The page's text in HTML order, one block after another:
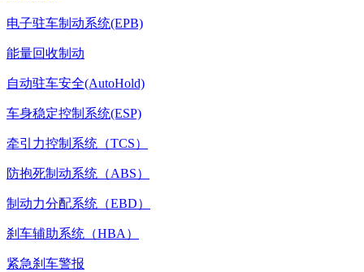
电子驻车制动系统(EPB)
能量回收制动
自动驻车安全(AutoHold)
车身稳定控制系统(ESP)
牵引力控制系统（TCS）
防抱死制动系统（ABS）
制动力分配系统（EBD）
刹车辅助系统（HBA）
紧急刹车警报